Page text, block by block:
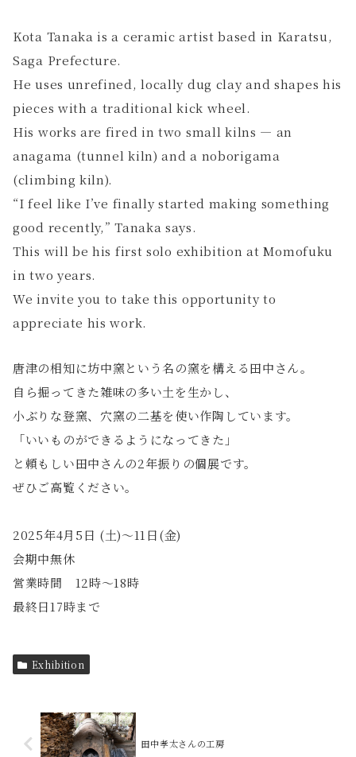
Kota Tanaka is a ceramic artist based in Karatsu,
Saga Prefecture.
He uses unrefined, locally dug clay and shapes his
pieces with a traditional kick wheel.
His works are fired in two small kilns — an
anagama (tunnel kiln) and a noborigama
(climbing kiln).
“I feel like I’ve finally started making something
good recently,” Tanaka says.
This will be his first solo exhibition at Momofuku
in two years.
We invite you to take this opportunity to
appreciate his work.
唐津の相知に坊中窯という名の窯を構える田中さん。
自ら掘ってきた雑味の多い土を生かし、
小ぶりな登窯、穴窯の二基を使い作陶しています。
「いいものができるようになってきた」
と頼もしい田中さんの2年振りの個展です。
ぜひご高覧ください。
2025年4月5日 (土)〜11日(金)
会期中無休
営業時間 12時～18時
最終日17時まで
Exhibition
田中孝太さんの工房